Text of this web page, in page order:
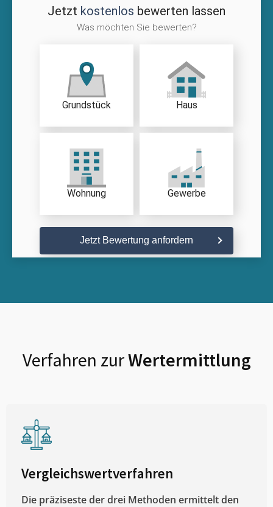
Jetzt kostenlos bewerten lassen
Was möchten Sie bewerten?
Grundstück Haus
Wohnung Gewerbe
Jetzt Bewertung anfordern
Verfahren zurWertermittlung
Vergleichswertverfahren
Die präziseste der drei Methoden ermittelt den